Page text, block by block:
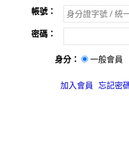
帳號：
密碼：
身分： 一般會員
加入會員 忘記密